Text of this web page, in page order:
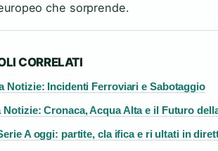
che sorprende.
CORRELATI
Notizie: Incidenti Ferroviari e Sabotaggio
Notizie: Cronaca, Acqua Alta e il Futuro
A oggi: partite, cla ifica e ri ultati in